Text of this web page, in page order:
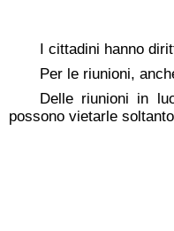
I cittadini hanno
Per le riunioni,
Delle riunioni in
possono vietarle